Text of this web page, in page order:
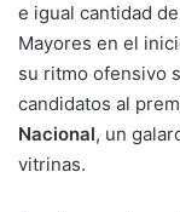
e igual cantidad
Mayores en el
su ritmo ofensivo
candidatos al
Nacional, un
vitrinas.